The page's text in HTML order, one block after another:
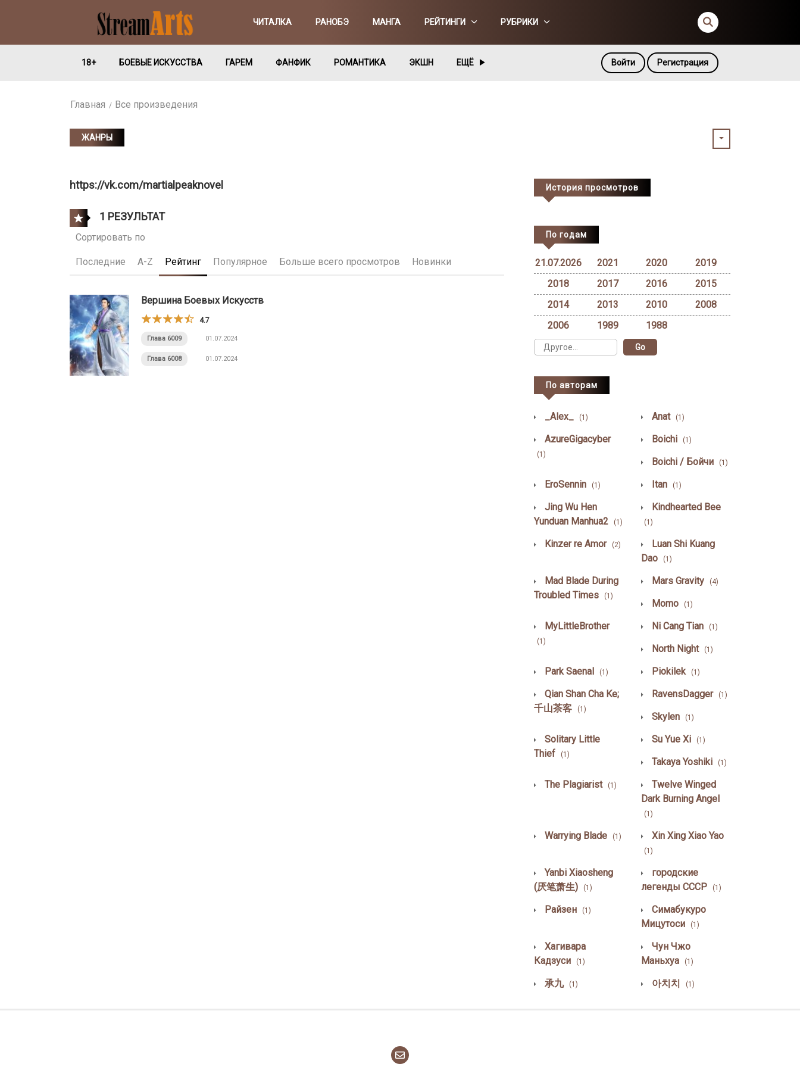
ЧИТАЛКА РАНОБЭ МАНГА РЕЙТИНГИ РУБРИКИ
18+ БОЕВЫЕ ИСКУССТВА ГАРЕМ ФАНФИК РОМАНТИКА ЭКШН ЕЩЁ Войти Регистрация
Главная Все произведения
ЖАНРЫ
https://vk.com/martialpeaknovel
1 РЕЗУЛЬТАТ
Сортировать по
Последние A-Z Рейтинг Популярное Больше всего просмотров Новинки
Вершина Боевых Искусств
4.7
Глава 6009 01.07.2024
Глава 6008 01.07.2024
История просмотров
По годам
21.07.2026 2021 2020
2019
2018
2017 2016
2015
2014
2013 2010
2008
2006
1989 1988
По авторам
_Alex_ (1) Anat (1)
AzureGigacyber
(1)
Boichi (1)
Boichi / Бойчи (1)
EroSennin (1) Itan (1)
Jing Wu Hen
Yunduan Manhua2
(1)
Kindhearted Bee
(1)
Kinzer re Amor (2)
Luan Shi Kuang
Dao
(1)
Mad Blade During
Troubled Times
(1)
Mars Gravity (4)
Momo (1)
MyLittleBrother
(1)
Ni Cang Tian (1)
North Night (1)
Park Saenal (1) Piokilek (1)
Qian Shan Cha Ke;
千山茶客
(1)
RavensDagger (1)
Skylen (1)
Solitary Little
Thief
(1)
Su Yue Xi (1)
Takaya Yoshiki (1)
The Plagiarist (1)
Twelve Winged
Dark Burning Angel
(1)
Warrying Blade (1) Xin Xing Xiao Yao
(1)
Yanbi Xiaosheng
(厌笔萧生)
(1)
городские
легенды СССР
(1)
Райзен (1)
Симабукуро
Мицутоси
(1)
Хагивара
Кадзуси
(1)
Чун Чжо
Маньхуа
(1)
承九 (1) 아치치 (1)